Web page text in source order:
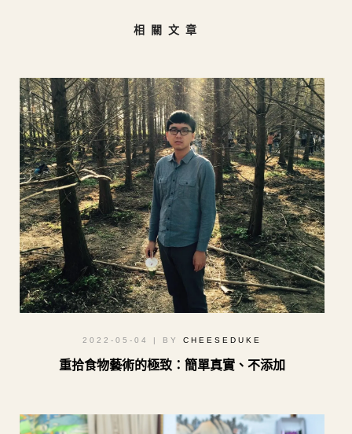
相關文章
2022-05-04 | BY CHEESEDUKE
重拾食物藝術的極致：簡單真實、不添加